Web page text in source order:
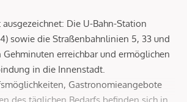
Die U-Bahn-Station
sowie die Straßenbahnlinien 5, 33 und
erreichbar und ermöglichen
in die Innenstadt.
Gastronomieangebote